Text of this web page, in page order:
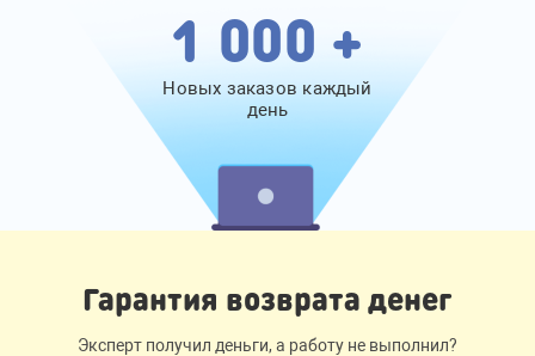
1 000 +
Новых заказов каждый
день
Гарантия возврата денег
Эксперт получил деньги, а работу не выполнил?